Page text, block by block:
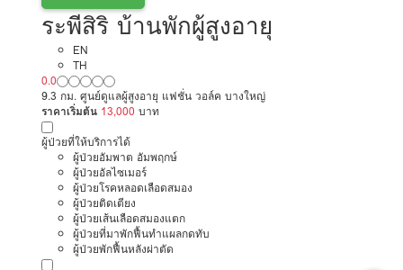
ระพีสิริ บ้านพักผู้สูงอายุ
EN
TH
0.0
9.3 กม. ศูนย์ดูแลผู้สูงอายุ แฟชั่น วอล์ค บางใหญ่
ราคาเริ่มต้น 13,000 บาท
ผู้ป่วยที่ให้บริการได้
ผู้ป่วยอัมพาต อัมพฤกษ์
ผู้ป่วยอัลไซเมอร์
ผู้ป่วยโรคหลอดเลือดสมอง
ผู้ป่วยติดเตียง
ผู้ป่วยเส้นเลือดสมองแตก
ผู้ป่วยที่มาพักฟื้นทำแผลกดทับ
ผู้ป่วยพักฟื้นหลังผ่าตัด